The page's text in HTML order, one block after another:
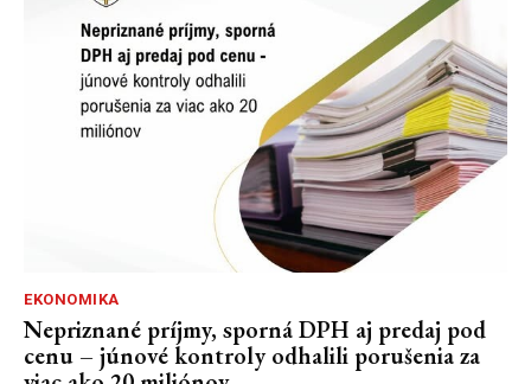
EKONOMIKA
Nepriznané príjmy, sporná DPH aj predaj pod
cenu – júnové kontroly odhalili porušenia za